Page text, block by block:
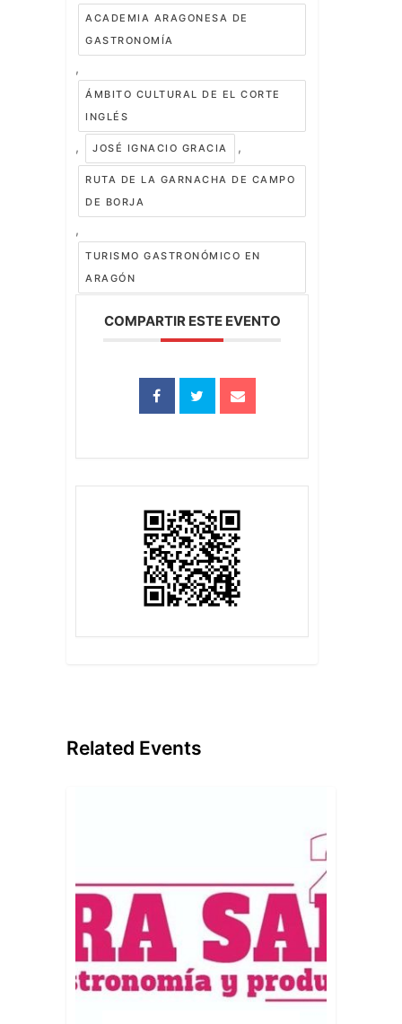
ACADEMIA ARAGONESA DE
GASTRONOMÍA
,
ÁMBITO CULTURAL DE EL CORTE
INGLÉS
, JOSÉ IGNACIO GRACIA ,
RUTA DE LA GARNACHA DE CAMPO
DE BORJA
,
TURISMO GASTRONÓMICO EN
ARAGÓN
COMPARTIR ESTE EVENTO
Related Events